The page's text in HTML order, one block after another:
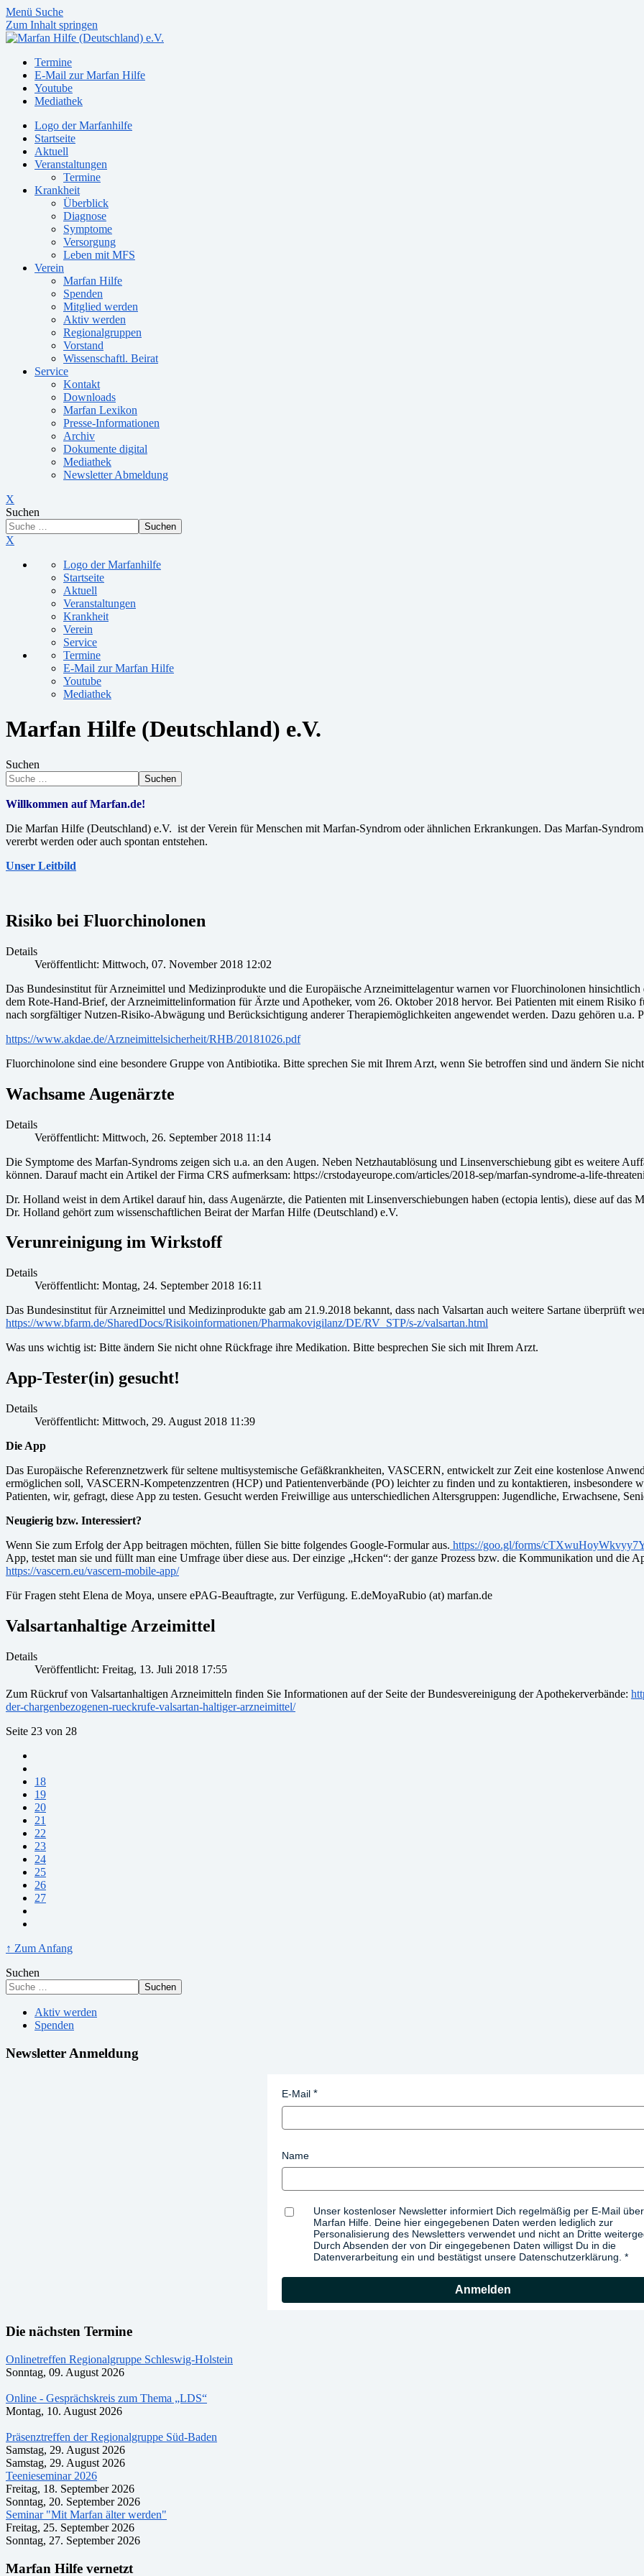
Menü Suche
Zum Inhalt springen
Termine
E-Mail zur Marfan Hilfe
Youtube
Mediathek
Logo der Marfanhilfe
Startseite
Aktuell
Veranstaltungen
Termine
Krankheit
Überblick
Diagnose
Symptome
Versorgung
Leben mit MFS
Verein
Marfan Hilfe
Spenden
Mitglied werden
Aktiv werden
Regionalgruppen
Vorstand
Wissenschaftl. Beirat
Service
Kontakt
Downloads
Marfan Lexikon
Presse-Informationen
Archiv
Dokumente digital
Mediathek
Newsletter Abmeldung
X
Suchen
Suchen
X
Logo der Marfanhilfe
Startseite
Aktuell
Veranstaltungen
Krankheit
Verein
Service
Termine
E-Mail zur Marfan Hilfe
Youtube
Mediathek
Marfan Hilfe (Deutschland) e.V.
Suchen
Suchen
Willkommen auf Marfan.de!
Die Marfan Hilfe (Deutschland) e.V. ist der Verein für Menschen mit Marfan-Syndrom oder ähnlichen Erkrankungen. Das Marfan-
vererbt werden oder auch spontan entstehen.
Unser Leitbild
Risiko bei Fluorchinolonen
Details
Veröffentlicht: Mittwoch, 07. November 2018 12:02
Das Bundesinstitut für Arzneimittel und Medizinprodukte und die Europäische Arzneimittelagentur warnen vor Fluorchinolonen
dem Rote-Hand-Brief, der Arzneimittelinformation für Ärzte und Apotheker, vom 26. Oktober 2018 hervor. Bei Patienten mit einem Risiko
nach sorgfältiger Nutzen-Risiko-Abwägung und Berücksichtigung anderer Therapiemöglichkeiten angewendet werden. Dazu gehören u.a.
https://www.akdae.de/Arzneimittelsicherheit/RHB/20181026.pdf
Fluorchinolone sind eine besondere Gruppe von Antibiotika. Bitte sprechen Sie mit Ihrem Arzt, wenn Sie betroffen sind und ändern Sie
Wachsame Augenärzte
Details
Veröffentlicht: Mittwoch, 26. September 2018 11:14
Die Symptome des Marfan-Syndroms zeigen sich u.a. an den Augen. Neben Netzhautablösung und Linsenverschiebung gibt es weitere
können. Darauf macht ein Artikel der Firma CRS aufmerksam: https://crstodayeurope.com/articles/2018-sep/marfan-syndrome-a-life-
Dr. Holland weist in dem Artikel darauf hin, dass Augenärzte, die Patienten mit Linsenverschiebungen haben (ectopia lentis), diese auf
Dr. Holland gehört zum wissenschaftlichen Beirat der Marfan Hilfe (Deutschland) e.V.
Verunreinigung im Wirkstoff
Details
Veröffentlicht: Montag, 24. September 2018 16:11
Das Bundesinstitut für Arzneimittel und Medizinprodukte gab am 21.9.2018 bekannt, dass nach Valsartan auch weitere Sartane überprüft
https://www.bfarm.de/SharedDocs/Risikoinformationen/Pharmakovigilanz/DE/RV_STP/s-z/valsartan.html
Was uns wichtig ist: Bitte ändern Sie nicht ohne Rückfrage ihre Medikation. Bitte besprechen Sie sich mit Ihrem Arzt.
App-Tester(in) gesucht!
Details
Veröffentlicht: Mittwoch, 29. August 2018 11:39
Die App
Das Europäische Referenznetzwerk für seltene multisystemische Gefäßkrankheiten, VASCERN, entwickelt zur Zeit eine kostenlose
ermöglichen soll, VASCERN-Kompetenzzentren (HCP) und Patientenverbände (PO) leichter zu finden und zu kontaktieren, insbesondere
Patienten, wir, gefragt, diese App zu testen. Gesucht werden Freiwillige aus unterschiedlichen Altersgruppen: Jugendliche, Erwachsene,
Neugierig bzw. Interessiert?
Wenn Sie zum Erfolg der App beitragen möchten, füllen Sie bitte folgendes Google-Formular aus. https://goo.gl/forms/
App, testet man sie und füllt man eine Umfrage über diese aus. Der einzige „Hcken“: der ganze Prozess bzw. die Kommunikation und
https://vascern.eu/vascern-mobile-app/
Für Fragen steht Elena de Moya, unsere ePAG-Beauftragte, zur Verfügung. E.deMoyaRubio (at) marfan.de
Valsartanhaltige Arzeimittel
Details
Veröffentlicht: Freitag, 13. Juli 2018 17:55
Zum Rückruf von Valsartanhaltigen Arzneimitteln finden Sie Informationen auf der Seite der Bundesvereinigung der Apothekerverbände:
der-chargenbezogenen-rueckrufe-valsartan-haltiger-arzneimittel/
Seite 23 von 28
18
19
20
21
22
23
24
25
26
27
↑ Zum Anfang
Suchen
Suchen
Aktiv werden
Spenden
Newsletter Anmeldung
E-Mail
Name
Unser kostenloser Newsletter informiert Dich regelmäßig per E-Mail
Marfan Hilfe. Deine hier eingegebenen Daten werden lediglich zur
Personalisierung des Newsletters verwendet und nicht an Dritte
Durch Absenden der von Dir eingegebenen Daten willigst Du in die
Datenverarbeitung ein und bestätigst unsere Datenschutzerklärung.
Anmelden
Die nächsten Termine
Onlinetreffen Regionalgruppe Schleswig-Holstein
Sonntag, 09. August 2026
Online - Gesprächskreis zum Thema „LDS“
Montag, 10. August 2026
Präsenztreffen der Regionalgruppe Süd-Baden
Samstag, 29. August 2026
Samstag, 29. August 2026
Teenieseminar 2026
Freitag, 18. September 2026
Sonntag, 20. September 2026
Seminar "Mit Marfan älter werden"
Freitag, 25. September 2026
Sonntag, 27. September 2026
Marfan Hilfe vernetzt